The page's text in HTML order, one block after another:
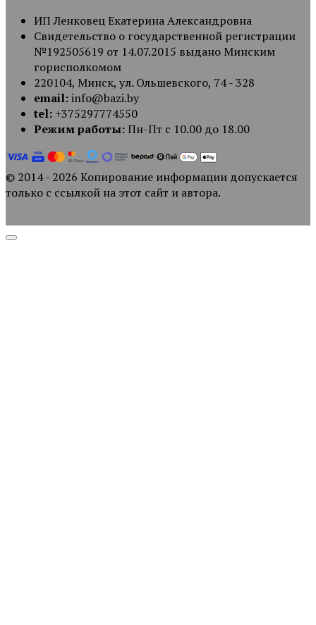
ИП Ленковец Екатерина Александровна
Свидетельство о государственной регистрации
№192505619 от 14.07.2015 выдано Минским
горисполкомом
220104, Минск, ул. Ольшевского, 74 - 328
email:info@bazi.by
tel: +375297774550
Режим работы:Пн-Пт с 10.00 до 18.00
© 2014 - 2026 Копирование информации допускается
только с ссылкой на этот сайт и автора.